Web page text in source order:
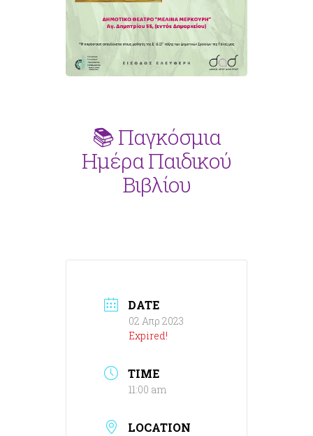
📚 Παγκόσμια
Ημέρα Παιδικού
Βιβλίου
DATE
02 Απρ 2023
Expired!
TIME
11:00 am
LOCATION